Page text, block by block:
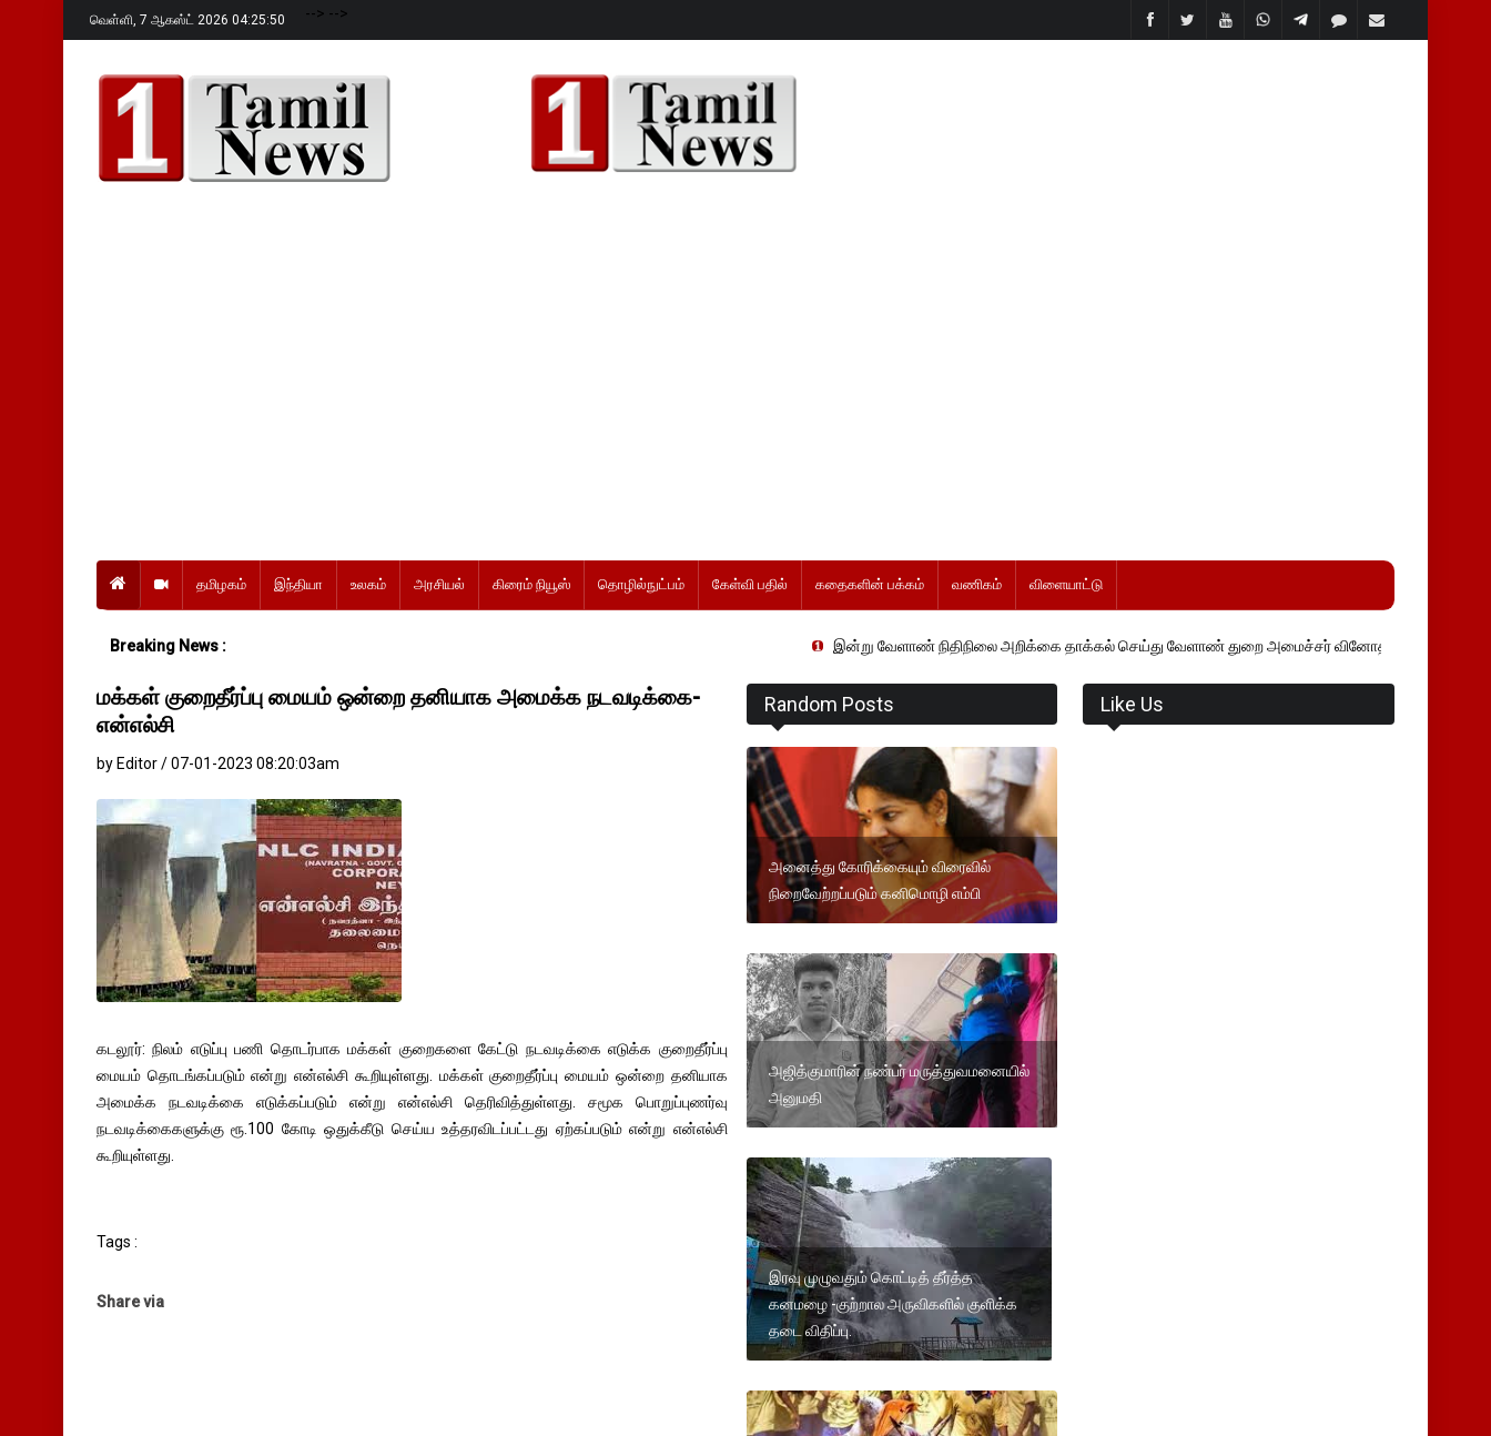
வெள்ளி, 7 ஆகஸ்ட் 2026 04:25:51 --> -->
தமிழகம் இந்தியா உலகம் அரசியல் கிரைம் நியூஸ் தொழில்நுட்பம் கேள்வி பதில் கதைகளின் பக்கம் வணிகம் விளையாட்டு
Breaking News : இன்று வேளாண் நிதிநிலை அறிக்கை தாக்கல் செய்து வேளாண் துறை அமைச்சர் வினோத் வாசித்து வருகிறார். �.
மக்கள் குறைதீர்ப்பு மையம் ஒன்றை தனியாக அமைக்க நடவடிக்கை-
என்எல்சி
by Editor / 07-01-2023 08:20:03am
கடலூர்: நிலம் எடுப்பு பணி தொடர்பாக மக்கள் குறைகளை கேட்டு நடவடிக்கை எடுக்க குறைதீர்ப்பு
மையம் தொடங்கப்படும் என்று என்எல்சி கூறியுள்ளது. மக்கள் குறைதீர்ப்பு மையம் ஒன்றை தனியாக
அமைக்க நடவடிக்கை எடுக்கப்படும் என்று என்எல்சி தெரிவித்துள்ளது. சமூக பொறுப்புணர்வு
நடவடிக்கைகளுக்கு ரூ.100 கோடி ஒதுக்கீடு செய்ய உத்தரவிடப்பட்டது ஏற்கப்படும் என்று என்எல்சி
கூறியுள்ளது.
Tags :
Share via
Random Posts
அனைத்து கோரிக்கையும் விரைவில்
நிறைவேற்றப்படும் கனிமொழி எம்பி
அஜித்குமாரின் நண்பர் மருத்துவமனையில்
அனுமதி
இரவு முழுவதும் கொட்டித் தீர்த்த
கனமழை -குற்றால அருவிகளில் குளிக்க
தடை விதிப்பு.
Like Us